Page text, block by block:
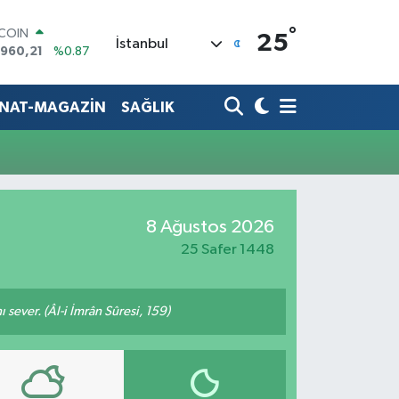
%0.87
%0.18
ALTIN
%2.59
İstanbul 25°
MAGAZİN SAĞLIK
8 Ağustos 2026
25 Safer 1448
sever. (Âl-i İmrân Sûresi, 159)